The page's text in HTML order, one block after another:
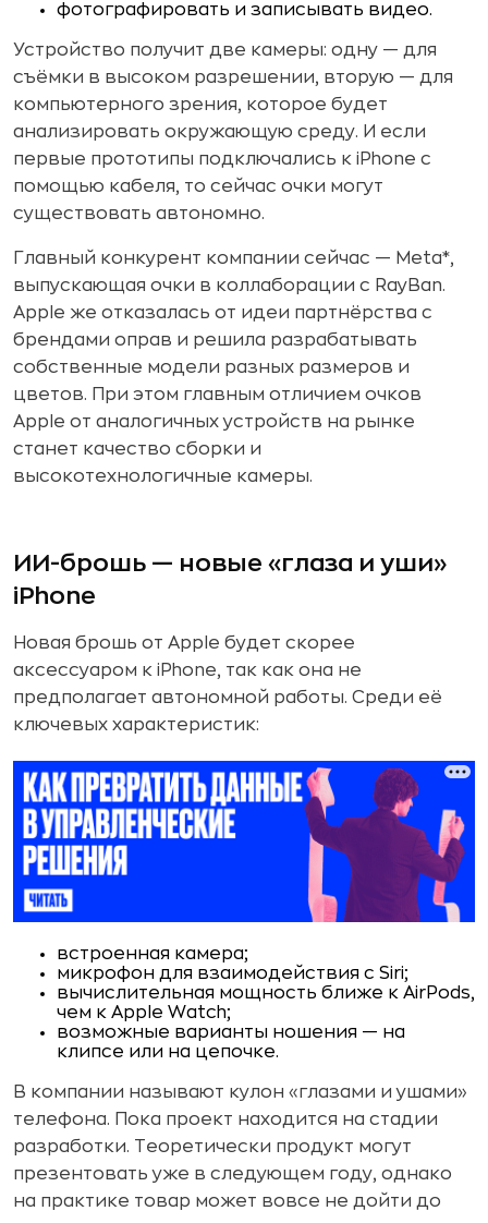
фотографировать и записывать видео.
Устройство получит две камеры: одну — для
съёмки в высоком разрешении, вторую — для
компьютерного зрения, которое будет
анализировать окружающую среду. И если
первые прототипы подключались к iPhone с
помощью кабеля, то сейчас очки могут
существовать автономно.
Главный конкурент компании сейчас — Meta*,
выпускающая очки в коллаборации с RayBan.
Apple же отказалась от идеи партнёрства с
брендами оправ и решила разрабатывать
собственные модели разных размеров и
цветов. При этом главным отличием очков
Apple от аналогичных устройств на рынке
станет качество сборки и
высокотехнологичные камеры.
ИИ-брошь — новые «глаза и уши»
iPhone
Новая брошь от Apple будет скорее
аксессуаром к iPhone, так как она не
предполагает автономной работы. Среди её
ключевых характеристик:
встроенная камера;
микрофон для взаимодействия с Siri;
вычислительная мощность ближе к AirPods,
чем к Apple Watch;
возможные варианты ношения — на
клипсе или на цепочке.
В компании называют кулон «глазами и ушами»
телефона. Пока проект находится на стадии
разработки. Теоретически продукт могут
презентовать уже в следующем году, однако
на практике товар может вовсе не дойти до